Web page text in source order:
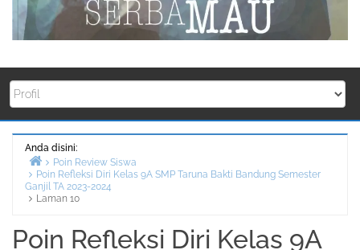
Anda disini:
Beranda
Poin Review Siswa
Poin Refleksi Diri Kelas 9A SMP Taruna Bakti Bandung Semester
Ganjil TA 2023-2024
Laman 10
Poin Refleksi Diri Kelas 9A